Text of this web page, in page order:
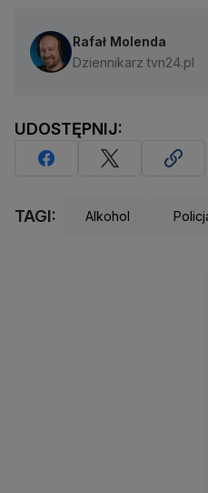
Rafał Molenda
Dziennikarz tvn24.pl
UDOSTĘPNIJ:
TAGI: Alkohol